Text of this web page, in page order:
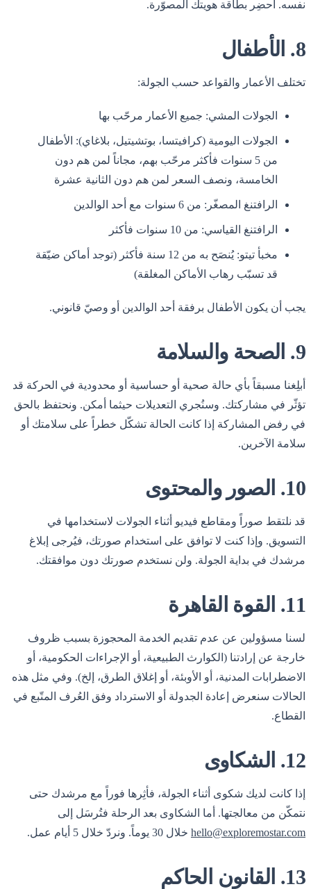
نفسه. أحضِر بطاقة هويتك المصوّرة.
8. الأطفال
تختلف الأعمار والقواعد حسب الجولة:
الجولات المشي: جميع الأعمار مرحّب بها
الجولات اليومية (كرافيتسا، بوتشيتيل، بلاغاي): الأطفال
من 5 سنوات فأكثر مرحّب بهم، مجاناً لمن هم دون
الخامسة، ونصف السعر لمن هم دون الثانية عشرة
الرافتنغ المصغّر: من 6 سنوات مع أحد الوالدين
الرافتنغ القياسي: من 10 سنوات فأكثر
مخبأ تيتو: يُنصَح به من 12 سنة فأكثر (توجد أماكن ضيّقة
قد تسبّب رهاب الأماكن المغلقة)
يجب أن يكون الأطفال برفقة أحد الوالدين أو وصيّ قانوني.
9. الصحة والسلامة
أبلِغنا مسبقاً بأي حالة صحية أو حساسية أو محدودية في الحركة قد
تؤثّر في مشاركتك. وسنُجري التعديلات حيثما أمكن. ونحتفظ بالحق
في رفض المشاركة إذا كانت الحالة تشكّل خطراً على سلامتك أو
سلامة الآخرين.
10. الصور والمحتوى
قد نلتقط صوراً ومقاطع فيديو أثناء الجولات لاستخدامها في
التسويق. وإذا كنت لا توافق على استخدام صورتك، فيُرجى إبلاغ
مرشدك في بداية الجولة. ولن نستخدم صورتك دون موافقتك.
11. القوة القاهرة
لسنا مسؤولين عن عدم تقديم الخدمة المحجوزة بسبب ظروف
خارجة عن إرادتنا (الكوارث الطبيعية، أو الإجراءات الحكومية، أو
الاضطرابات المدنية، أو الأوبئة، أو إغلاق الطرق، إلخ). وفي مثل هذه
الحالات سنعرض إعادة الجدولة أو الاسترداد وفق العُرف المتّبع في
القطاع.
12. الشكاوى
إذا كانت لديك شكوى أثناء الجولة، فأثِرها فوراً مع مرشدك حتى
نتمكّن من معالجتها. أما الشكاوى بعد الرحلة فتُرسَل إلى
hello@exploremostar.com خلال 30 يوماً. ونردّ خلال 5 أيام عمل.
13. القانون الحاكم